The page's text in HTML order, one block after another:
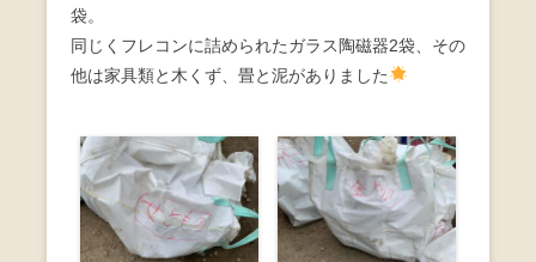
袋。
同じくフレコンに詰められたガラス陶磁器2袋、その
他は家具類と木くず、畳と泥がありました